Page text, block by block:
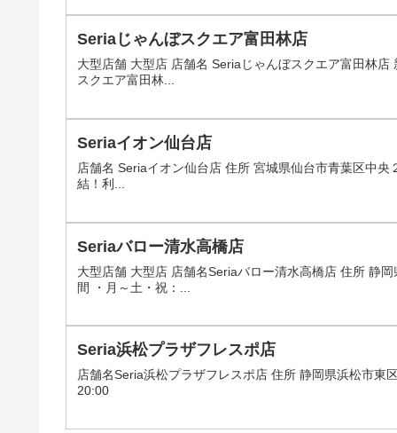
Seriaじゃんぼスクエア富田林店
大型店舗 大型店 店舗名 Seriaじゃんぼスクエア富田林
スクエア富田林...
Seriaイオン仙台店
店舗名 Seriaイオン仙台店 住所 宮城県仙台市青葉区中
結！利...
Seriaバロー清水高橋店
大型店舗 大型店 店舗名Seriaバロー清水高橋店 住所 静
間 ・月～土・祝：...
Seria浜松プラザフレスポ店
店舗名Seria浜松プラザフレスポ店 住所 静岡県浜松市
20:00